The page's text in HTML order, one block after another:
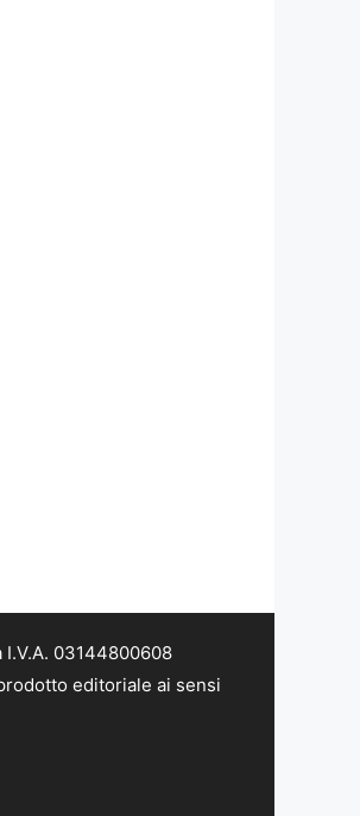
03144800608
editoriale ai sensi